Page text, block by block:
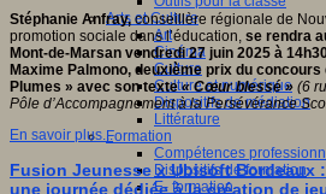
Arts et Culture
Art
Cinéma
Culture
Culture et numérique
Dispositifs de médiation
Littérature
Formation
Compétences
Dispositifs de formation
E- formation
Stéphanie Anfray, conseillère régionale de
promotion sociale dans l’éducation, se rendra
Mont-de-Marsan vendredi 27 juin 2025 à
Maxime Palmono, deuxième prix du concours
Plumes » avec son texte« Cœur blessé » (6
Pôle d’Accompagnement à la Persévérance
En savoir plus...
Fusion Jeunesse x Ubisoft Bordeaux
une journée dédiée à la création de